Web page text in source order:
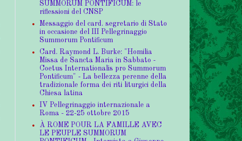
SUMMORUM PONTIFICUM: le
riflessioni del CNSP
Messaggio del card. segretario di Stato
in occasione del III Pellegrinaggio
Summorum Pontificum
Card. Raymond L. Burke: "Homilia
Missa de Sancta Maria in Sabbato -
Coetus Internationalis pro Summorum
Pontificum" - La bellezza perenne della
tradizionale forma dei riti liturgici della
Chiesa latina
IV Pellegrinaggio internazionale a
Roma - 22-25 ottobre 2015
À ROME POUR LA FAMILLE AVEC
LE PEUPLE SUMMORUM